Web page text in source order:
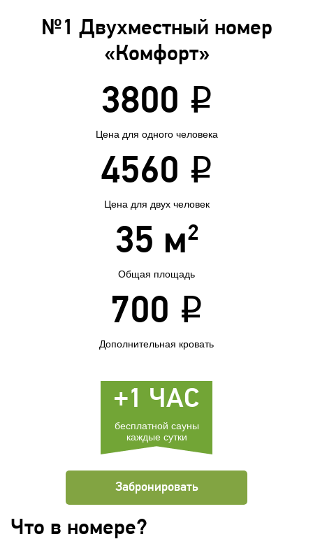
№1 Двухместный номер
«Комфорт»
3800 i
Цена для одного человека
4560 i
Цена для двух человек
35 м2
Общая площадь
700 i
Дополнительная кровать
+1 ЧАС
бесплатной сауны
каждые сутки
Забронировать
Что в номере?